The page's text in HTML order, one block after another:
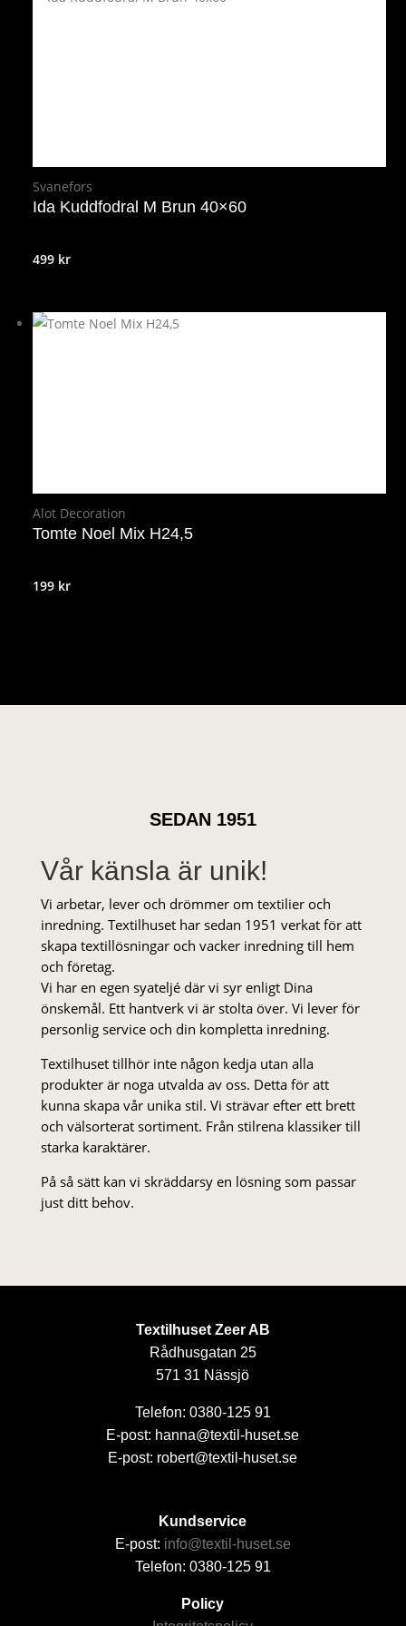
Svanefors
Ida Kuddfodral M Brun 40×60
499 kr
Alot Decoration
Tomte Noel Mix H24,5
199 kr
SEDAN 1951
Vår känsla är unik!
Vi arbetar, lever och drömmer om textilier och
inredning. Textilhuset har sedan 1951 verkat för att
skapa textillösningar och vacker inredning till hem
och företag.
Vi har en egen syateljé där vi syr enligt Dina
önskemål. Ett hantverk vi är stolta över. Vi lever för
personlig service och din kompletta inredning.
Textilhuset tillhör inte någon kedja utan alla
produkter är noga utvalda av oss. Detta för att
kunna skapa vår unika stil. Vi strä­var efter ett brett
och välsorterat sor­ti­ment. Från stil­rena klas­siker till
starka karaktärer.
På så sätt kan vi skräddarsy en lösning som passar
just ditt behov.
Textilhuset Zeer AB
Rådhusgatan 25
571 31 Nässjö
Telefon: 0380-125 91
E-post: hanna@textil-huset.se
E-post: robert@textil-huset.se
Kundservice
E-post: info@textil-huset.se
Telefon: 0380-125 91
Policy